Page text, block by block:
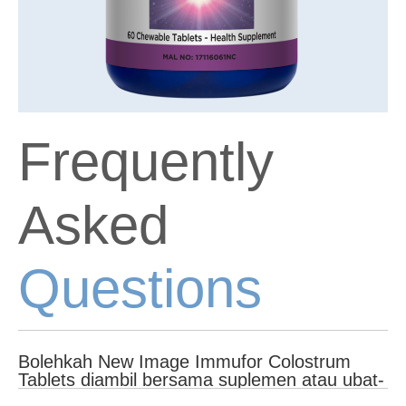
Frequently
Asked
Questions
Bolehkah New Image Immufor Colostrum
Tablets diambil bersama suplemen atau ubat-